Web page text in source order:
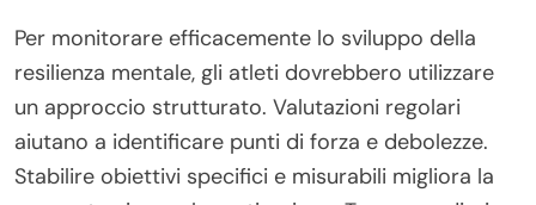
Per monitorare efficacemente lo sviluppo della
resilienza mentale, gli atleti dovrebbero utilizzare
un approccio strutturato. Valutazioni regolari
aiutano a identificare punti di forza e debolezze.
Stabilire obiettivi specifici e misurabili migliora la